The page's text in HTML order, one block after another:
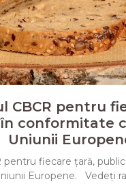
CBCR pentru
conformitate
Uniunii
pentru fiecare țară,
Europene. Vedeți